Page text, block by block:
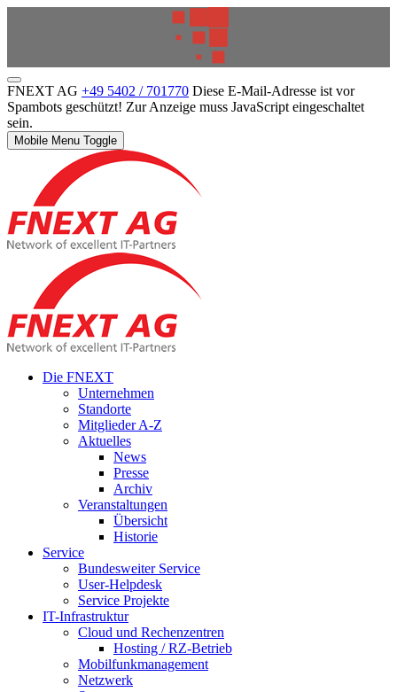
FNEXT AG +49 5402 / 701770 Diese E-Mail-Adresse ist vor
Spambots geschützt! Zur Anzeige muss JavaScript eingeschaltet
sein.
Mobile Menu Toggle
Die FNEXT
Unternehmen
Standorte
Mitglieder A-Z
Aktuelles
News
Presse
Archiv
Veranstaltungen
Übersicht
Historie
Service
Bundesweiter Service
User-Helpdesk
Service Projekte
IT-Infrastruktur
Cloud und Rechenzentren
Hosting / RZ-Betrieb
Mobilfunkmanagement
Netzwerk